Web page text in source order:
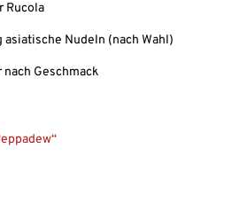
Rucola
asiatische Nudeln (nach Wahl)
Geschmack